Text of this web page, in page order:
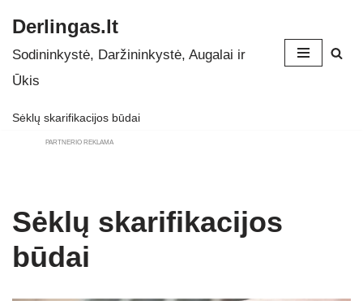
Skip
to
Derlingas.lt
Sodininkystė, Daržininkystė, Augalai ir
Ūkis
Sėklų skarifikacijos būdai
PARTNERIO REKLAMA
Sėklų skarifikacijos
būdai